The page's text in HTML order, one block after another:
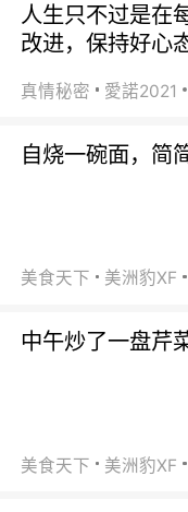
人生只不过是在
改进，保持好心
真情秘密 愛諾2021
自烧一碗面，简
美食天下 美洲豹XF
中午炒了一盘芹
美食天下 美洲豹XF